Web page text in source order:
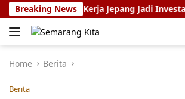
Skip
to
content
Breaking News
Magang Kerja Jepang Jadi Investasi SDM
Home Berita
Berita